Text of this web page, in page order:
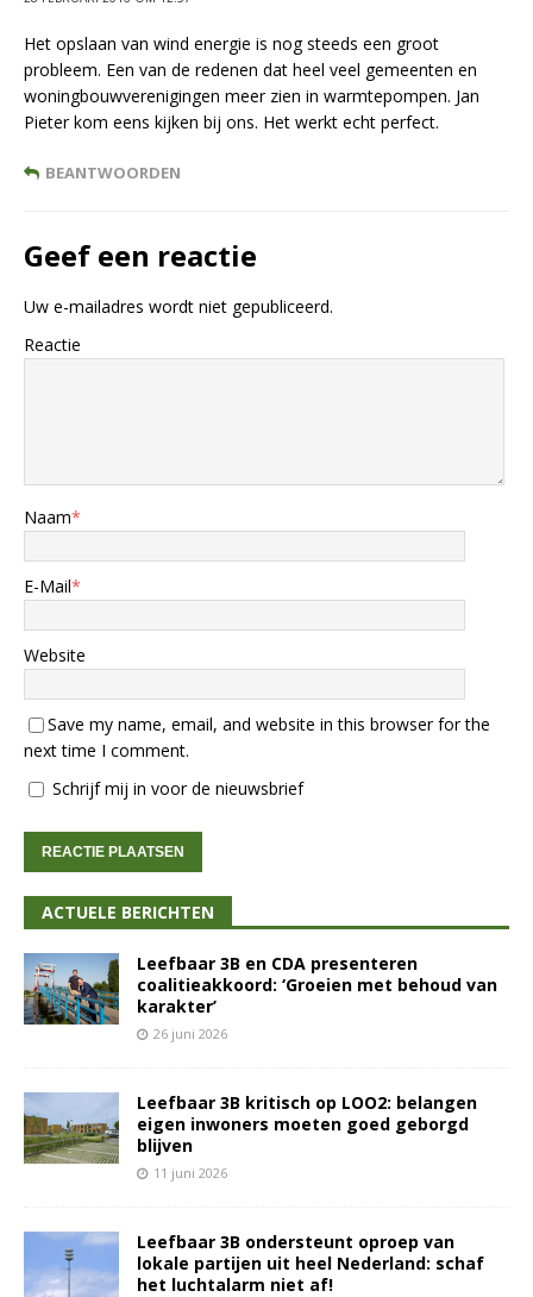
Het opslaan van wind energie is nog steeds een groot
probleem. Een van de redenen dat heel veel gemeenten en
woningbouwverenigingen meer zien in warmtepompen. Jan
Pieter kom eens kijken bij ons. Het werkt echt perfect.
BEANTWOORDEN
Geef een reactie
Uw e-mailadres wordt niet gepubliceerd.
Reactie
Naam*
E-Mail*
Website
Save my name, email, and website in this browser for the
next time I comment.
Schrijf mij in voor de nieuwsbrief
ACTUELE BERICHTEN
Leefbaar 3B en CDA presenteren
coalitieakkoord: ‘Groeien met behoud van
karakter’
26 juni 2026
Leefbaar 3B kritisch op LOO2: belangen
eigen inwoners moeten goed geborgd
blijven
11 juni 2026
Leefbaar 3B ondersteunt oproep van
lokale partijen uit heel Nederland: schaf
het luchtalarm niet af!